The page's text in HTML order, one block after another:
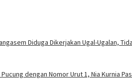
Diduga Dikerjakan Ugal-Ugalan,
Pucung dengan Nomor Urut 1, Nia Kurnia